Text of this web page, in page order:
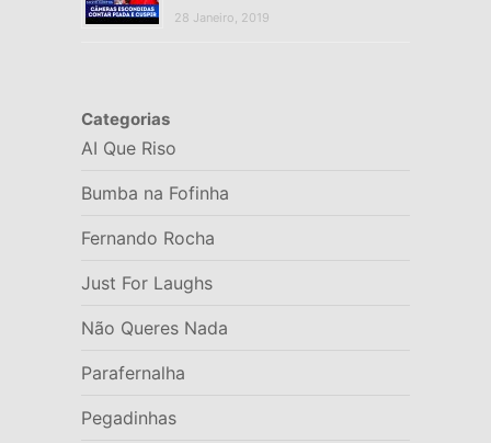
28 Janeiro, 2019
Categorias
AI Que Riso
Bumba na Fofinha
Fernando Rocha
Just For Laughs
Não Queres Nada
Parafernalha
Pegadinhas